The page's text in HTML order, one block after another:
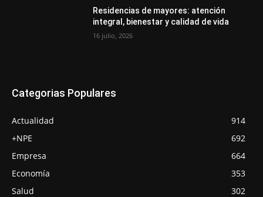
Residencias de mayores: atención
integral, bienestar y calidad de vida
16 julio, 2026
Categorias Populares
Actualidad
914
+NPE
692
Empresa
664
Economía
353
Salud
302